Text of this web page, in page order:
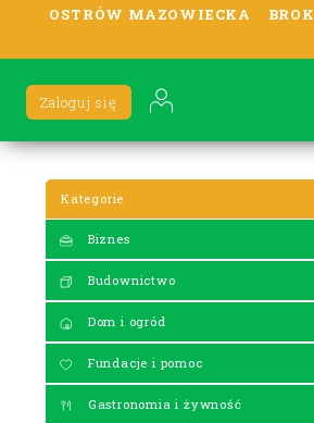
OSTRÓW MAZOWIECKA BROK
Zaloguj się
Kategorie
Biznes
Budownictwo
Dom i ogród
Fundacje i pomoc
Gastronomia i żywność